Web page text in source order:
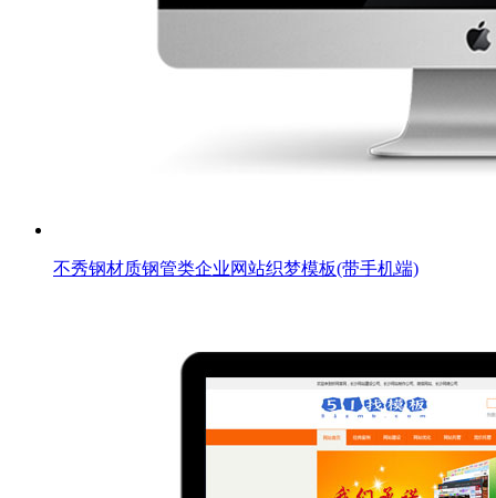
不秀钢材质钢管类企业网站织梦模板(带手机端)